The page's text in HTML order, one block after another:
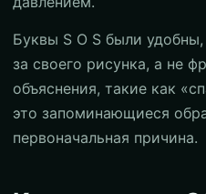
Буквы S O S были
за своего рисунка, а не
объяснения, такие как
это запоминающиеся
первоначальная причина.